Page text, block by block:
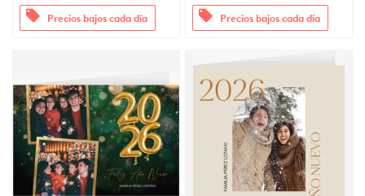
offers Precios bajos cada día offers Precios bajos cada día